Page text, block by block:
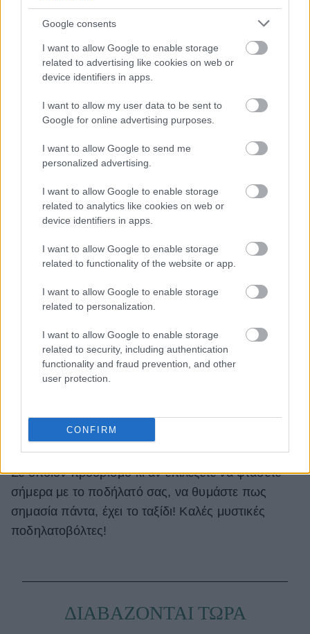
Google consents
I want to allow Google to enable storage
related to advertising like cookies on web or
device identifiers in apps.
I want to allow my user data to be sent to
Google for online advertising purposes.
I want to allow Google to send me
personalized advertising.
I want to allow Google to enable storage
related to analytics like cookies on web or
device identifiers in apps.
I want to allow Google to enable storage
related to functionality of the website or app.
I want to allow Google to enable storage
related to personalization.
I want to allow Google to enable storage
related to security, including authentication
functionality and fraud prevention, and other
user protection.
CONFIRM
Εάν από την άλλη, έχετε όρεξη να βρεθείτε κοντά
στην παραλία, ποδηλατώντας, μπορείτε να
εφοδιαστείτε με τον απαραίτητο εξοπλισμό και να
ακολουθήσετε μια διαδρομή με οδηγό τη
είναι από τονΦλοίσβο και και την ομώνυμη
μαρίνα μέχρι την Ακτή Εδέμ. Φτάνοντας στο
σημείο όπου θα έχετε τη θέα της θάλασσας στο
στον απόλυτο καλοκαιρινό προορισμό.
https://instagram.com/p/CAawNzcJahM/
Σε όποιον προορισμό κι αν επιλέξετε να φτάσετε
σήμερα με το ποδήλατό σας, να θυμάστε πως
σημασία πάντα, έχει το ταξίδι! Καλές μυστικές
ποδηλατοβόλτες!
ΔΙΑΒΑΖΟΝΤΑΙ ΤΩΡΑ